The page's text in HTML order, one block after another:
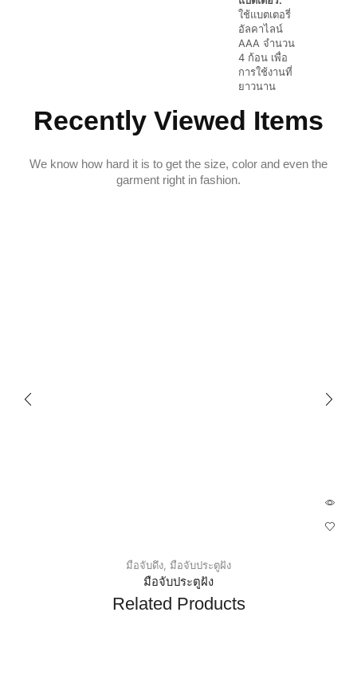
ใช้แบตเตอรี่
อัลคาไลน์
AAA จำนวน
4 ก้อน เพื่อ
การใช้งานที่
ยาวนาน
Recently Viewed Items
We know how hard it is to get the size, color and even the
garment right in fashion.
มือจับดึง มือจับประตูฝัง
มือจับประตูฝัง
Related Products